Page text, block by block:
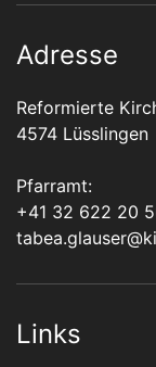
Adresse
Reformierte
4574 Lüsslingen
Pfarramt:
+41 32 622 20
Links